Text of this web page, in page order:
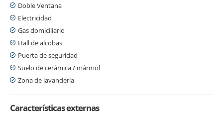
Doble Ventana
Electricidad
Gas domiciliario
Hall de alcobas
Puerta de seguridad
Suelo de cerámica / mármol
Zona de lavandería
Características externas